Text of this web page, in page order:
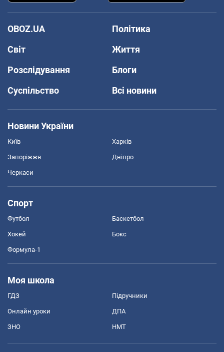
OBOZ.UA
Політика
Світ
Життя
Розслідування
Блоги
Суспільство
Всі новини
Новини України
Київ Харків
Запоріжжя Дніпро
Черкаси
Спорт
Футбол Баскетбол
Хокей Бокс
Формула-1
Моя школа
ГДЗ Підручники
Онлайн уроки ДПА
ЗНО НМТ